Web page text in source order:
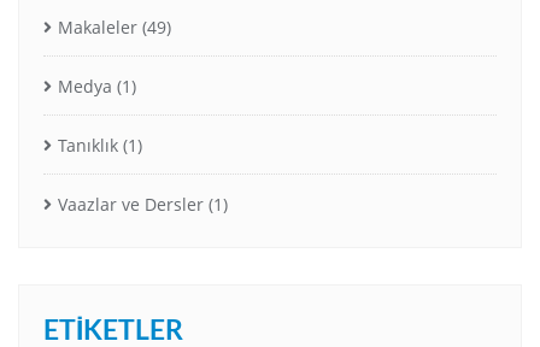
Makaleler (49)
Medya (1)
Tanıklık (1)
Vaazlar ve Dersler (1)
ETIKETLER